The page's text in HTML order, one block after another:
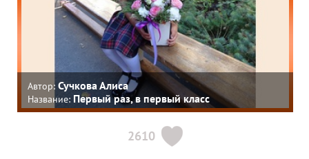
Автор: Сучкова Алиса
Название: Первый раз, в первый класс
2610